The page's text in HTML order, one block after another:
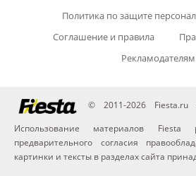
Политика по защите
Соглашение и правила
Рекламодателям
© 2011-2026
Использование материалов
предварительного согласия
картинки и тексты в разделах сайта